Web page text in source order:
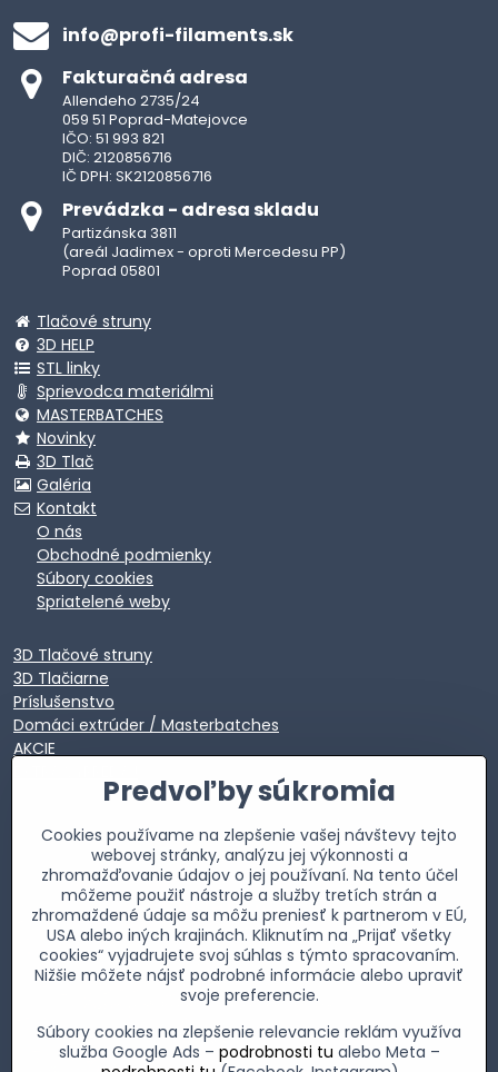
info​@profi-filaments​.sk
Fakturačná adresa
Allendeho 2735/24
059 51 Poprad-Matejovce
IČO: 51 993 821
DIČ: 2120856716
IČ DPH: SK2120856716
Prevádzka - adresa skladu
Partizánska 3811
(areál Jadimex - oproti Mercedesu PP)
Poprad 05801
Tlačové struny
3D HELP
STL linky
Sprievodca materiálmi
MASTERBATCHES
Novinky
3D Tlač
Galéria
Kontakt
O nás
Obchodné podmienky
Súbory cookies
Spriatelené weby
3D Tlačové struny
3D Tlačiarne
Príslušenstvo
Domáci extrúder / Masterbatches
AKCIE
Predvoľby súkromia
Cookies používame na zlepšenie vašej návštevy tejto
webovej stránky, analýzu jej výkonnosti a
zhromažďovanie údajov o jej používaní. Na tento účel
môžeme použiť nástroje a služby tretích strán a
zhromaždené údaje sa môžu preniesť k partnerom v EÚ,
USA alebo iných krajinách. Kliknutím na „Prijať všetky
cookies“ vyjadrujete svoj súhlas s týmto spracovaním.
Nižšie môžete nájsť podrobné informácie alebo upraviť
svoje preferencie.
Súbory cookies na zlepšenie relevancie reklám využíva
služba Google Ads – podrobnosti tu alebo Meta –